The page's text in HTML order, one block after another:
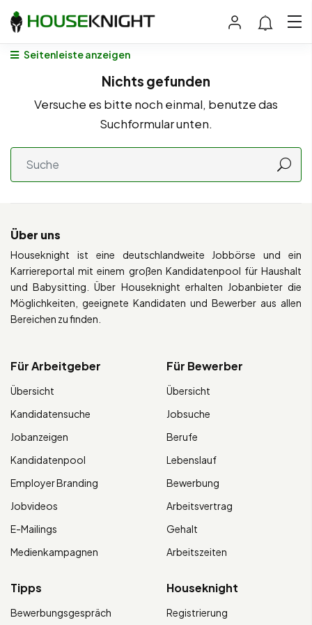
Seitenleiste anzeigen
Nichts gefunden
Versuche es bitte noch einmal, benutze das
Suchformular unten.
Über uns
Houseknight ist eine deutschlandweite Jobbörse und ein
Karriereportal mit einem großen Kandidatenpool für Haushalt
und Babysitting. Über Houseknight erhalten Jobanbieter die
Möglichkeiten, geeignete Kandidaten und Bewerber aus allen
Bereichen zu finden.
Für Arbeitgeber
Übersicht
Kandidatensuche
Jobanzeigen
Kandidatenpool
Employer Branding
Jobvideos
E-Mailings
Medienkampagnen
Für Bewerber
Übersicht
Jobsuche
Berufe
Lebenslauf
Bewerbung
Arbeitsvertrag
Gehalt
Arbeitszeiten
Tipps
Bewerbungsgespräch
Houseknight
Registrierung